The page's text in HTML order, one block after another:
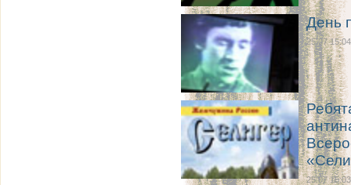
День
25.07 15:04
25.07 15:03